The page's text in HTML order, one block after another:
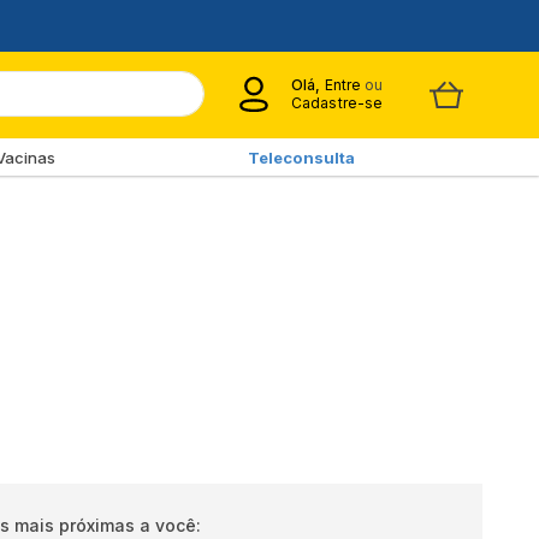
Olá, Entre ou
Cadastre-se
Teleconsulta
mais próximas a você: